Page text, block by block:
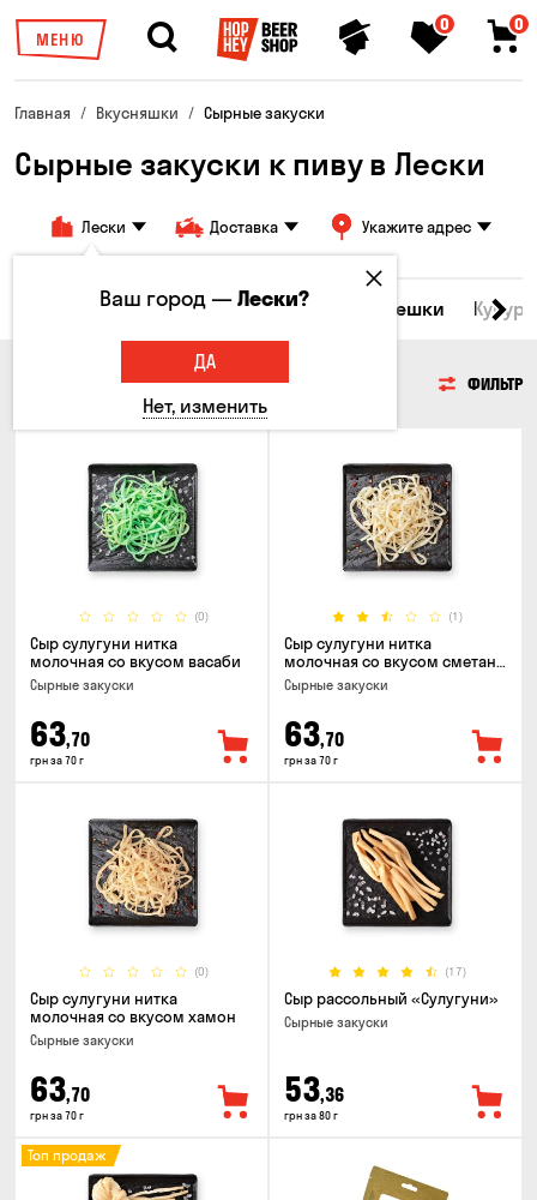
МЕНЮ
0 0
Главная Вкусняшки Сырные закуски
Сырные закуски к пиву в Лески
Лески Доставка Укажите адрес
Морепродукты Сырные закуски Орешки
СЫРНЫЕ ЗАКУСКИ ФИЛЬТР
(0)
Сыр сулугуни нитка
молочная со вкусом васаби
Cырные закуски
63,70
грн за 70 г
(1)
Сыр сулугуни нитка
молочная со вкусом сметаны
и зелени
Cырные закуски
63,70
грн за 70 г
(0)
Сыр сулугуни нитка
молочная со вкусом хамон
Cырные закуски
63,70
грн за 70 г
(17)
Сыр рассольный «Сулугуни»
Cырные закуски
53,36
грн за 80 г
Топ продаж
Ваш город —Лески?
ДА
Нет, изменить